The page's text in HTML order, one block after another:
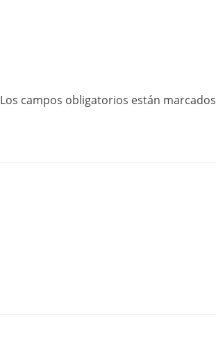
Los campos obligatorios están marcados